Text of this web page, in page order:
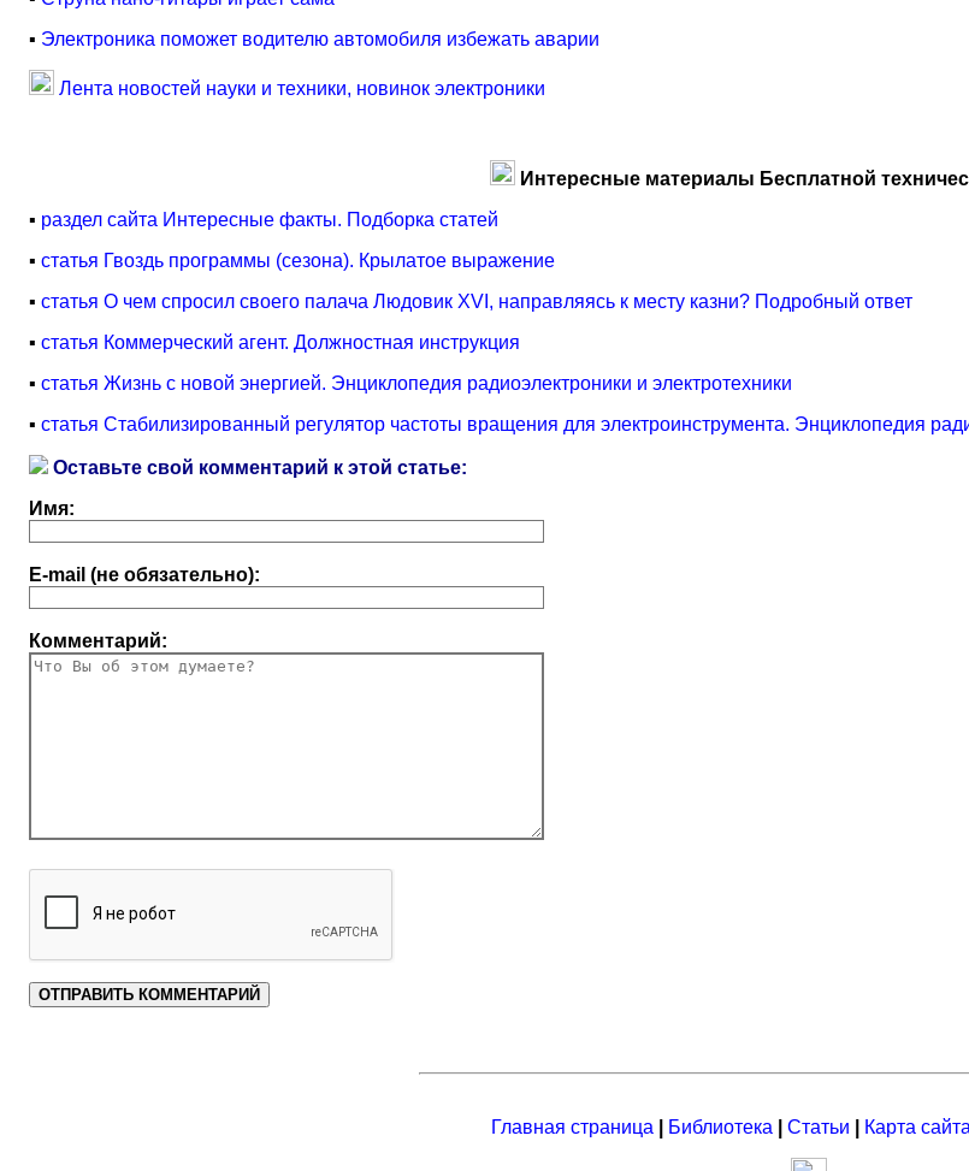
▪ Электроника поможет водителю автомобиля избежать аварии
Лента новостей науки и техники, новинок электроники
Интересные материалы Бесплатной
▪ раздел сайта Интересные факты. Подборка статей
▪ статья Гвоздь программы (сезона). Крылатое выражение
▪ статья О чем спросил своего палача Людовик XVI, направляясь к месту казни? Подробный ответ
▪ статья Коммерческий агент. Должностная инструкция
▪ статья Жизнь с новой энергией. Энциклопедия радиоэлектроники и электротехники
▪ статья Стабилизированный регулятор частоты вращения для электроинструмента. Энциклопедия
Оставьте свой комментарий к этой статье:
Имя:
E-mail (не обязательно):
Комментарий:
Главная страница Библиотека Статьи Карта сайта